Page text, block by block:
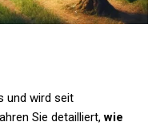
und wird seit
Sie detailliert,wie